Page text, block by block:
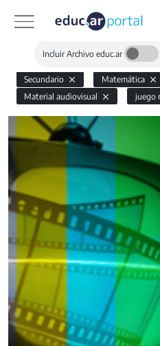
Incluir Archivo educ.ar
Secundario Matemática
Material audiovisual
juego